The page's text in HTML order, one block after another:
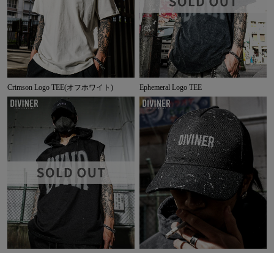
Crimson Logo TEE(オフホワイト) Ephemeral Logo TEE